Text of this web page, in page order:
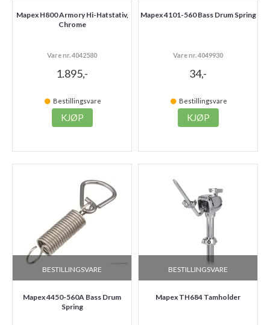
Mapex H800 Armory Hi-Hatstativ,
Chrome
Vare nr. 4042580
1.895,-
Bestillingsvare
KJØP
Mapex 4101-560 Bass Drum Spring
Vare nr. 4049930
34,-
Bestillingsvare
KJØP
BESTILLINGSVARE
Mapex 4450-560A Bass Drum
Spring
BESTILLINGSVARE
Mapex TH684 Tamholder